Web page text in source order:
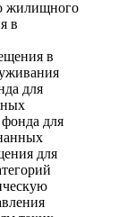
жилищного
в
в
для
для
для